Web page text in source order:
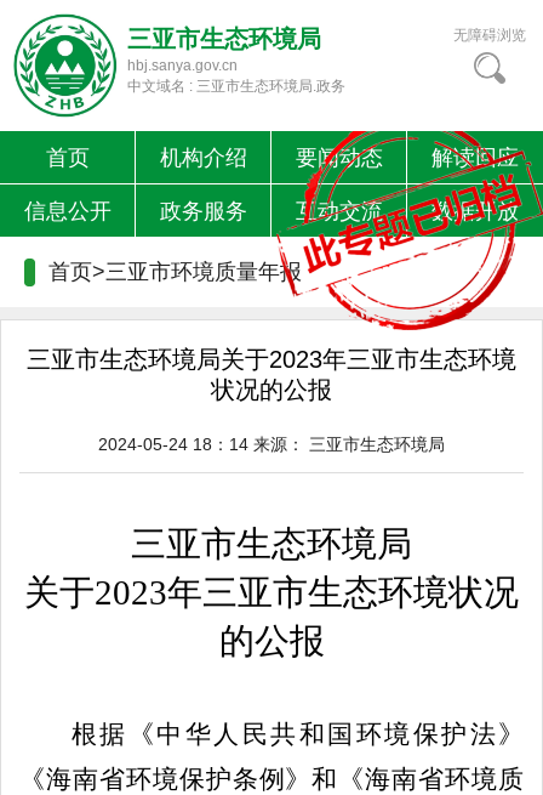
三亚市生态环境局
hbj.sanya.gov.cn
中文域名 : 三亚市生态环境局.政务
无障碍浏览
首页 机构介绍 要闻动态 解读回应
信息公开 政务服务 互动交流 数据开放
首页>三亚市环境质量年报
三亚市生态环境局关于2023年三亚市生态环境
状况的公报
2024-05-24 18：14 来源： 三亚市生态环境局
三亚市生态环境局
关于2023年三亚市生态环境状况
的公报
根据《中华人民共和国环境保护法》
《海南省环境保护条例》和《海南省环境质